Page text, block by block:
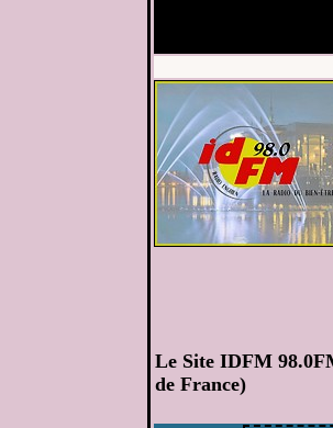
Le Site IDFM
de France)